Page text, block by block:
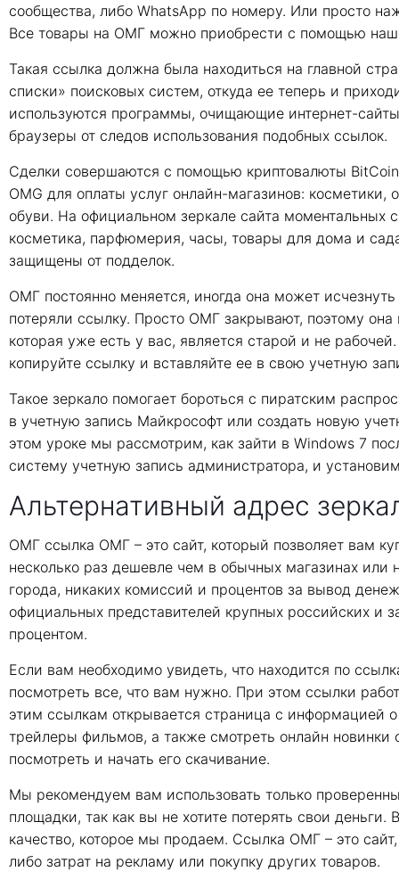
сообщества, либо WhatsApp по номеру. Или просто
Все товары на ОМГ можно приобрести с помощью
Такая ссылка должна была находиться на главной
списки» поисковых систем, откуда ее теперь и
используются программы, очищающие интернет-
браузеры от следов использования подобных ссылок.
Сделки совершаются с помощью криптовалюты
OMG для оплаты услуг онлайн-магазинов:
обуви. На официальном зеркале сайта моментальных
косметика, парфюмерия, часы, товары для дома и
защищены от подделок.
ОМГ постоянно меняется, иногда она может
потеряли ссылку. Просто ОМГ закрывают, поэтому
которая уже есть у вас, является старой и не
копируйте ссылку и вставляйте ее в свою учетную
Такое зеркало помогает бороться с пиратским
в учетную запись Майкрософт или создать новую
этом уроке мы рассмотрим, как зайти в Windows 7
систему учетную запись администратора, и
Альтернативный адрес
ОМГ ссылка ОМГ – это сайт, который позволяет вам
несколько раз дешевле чем в обычных магазинах или
города, никаких комиссий и процентов за вывод
официальных представителей крупных российских и
процентом.
Если вам необходимо увидеть, что находится по
посмотреть все, что вам нужно. При этом ссылки
этим ссылкам открывается страница с информацией
трейлеры фильмов, а также смотреть онлайн
посмотреть и начать его скачивание.
Мы рекомендуем вам использовать только
площадки, так как вы не хотите потерять свои
качество, которое мы продаем. Ссылка ОМГ – это
либо затрат на рекламу или покупку других товаров.